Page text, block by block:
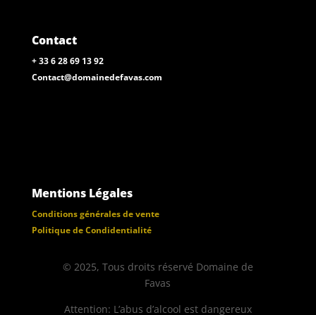
Contact
+ 33 6 28 69 13 92
Contact@domainedefavas.com
Mentions Légales
Conditions générales de vente
Politique de Condidentialité
© 2025, Tous droits réservé Domaine de
Favas
Attention: L’abus d’alcool est dangereux